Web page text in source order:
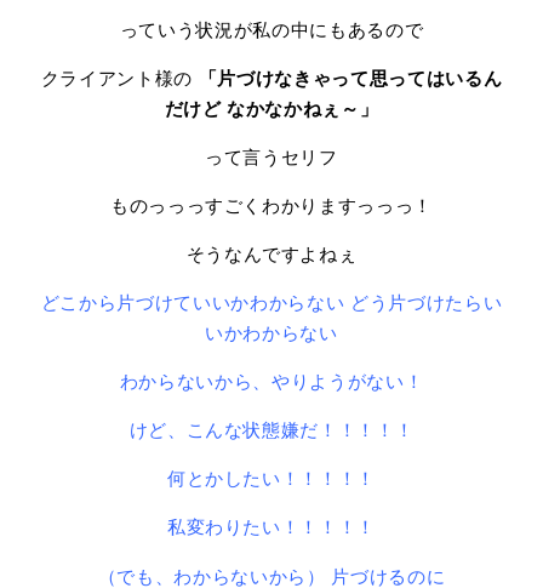
っていう状況が私の中にもあるので
クライアント様の
「片づけなきゃって思ってはいるん
だけど なかなかねぇ～」
って言うセリフ
ものっっっすごくわかりますっっっ！
そうなんですよねぇ
どこから片づけていいかわからない どう片づけたらい
いかわからない
わからないから、やりようがない！
けど、こんな状態嫌だ！！！！！
何とかしたい！！！！！
私変わりたい！！！！！
（でも、わからないから） 片づけるのに